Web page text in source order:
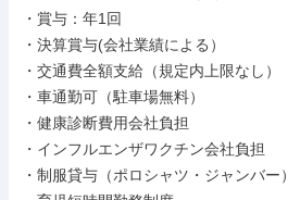
・賞与：年1回
・決算賞与(会社業績による）
・交通費全額支給（規定内上限なし）
・車通勤可（駐車場無料）
・健康診断費用会社負担
・インフルエンザワクチン会社負担
・制服貸与（ポロシャツ・ジャンバー）